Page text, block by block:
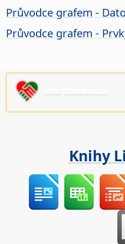
Průvodce grafem -
Průvodce grafem -
Knihy